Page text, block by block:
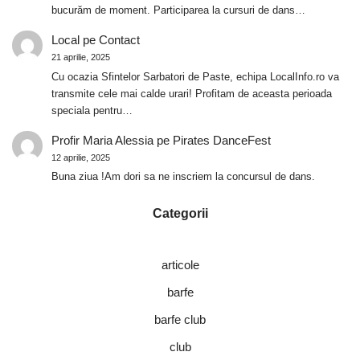
bucurăm de moment. Participarea la cursuri de dans…
Localpe Contact
21 aprilie, 2025
Cu ocazia Sfintelor Sarbatori de Paste, echipa LocalInfo.ro va
transmite cele mai calde urari! Profitam de aceasta perioada
speciala pentru…
Profir Maria Alessiape Pirates DanceFest
12 aprilie, 2025
Buna ziua !Am dori sa ne inscriem la concursul de dans.
Categorii
articole
barfe
barfe club
club